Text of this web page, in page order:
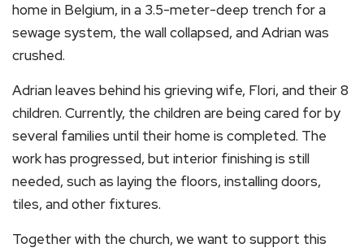
home in Belgium, in a 3.5-meter-deep trench for a
sewage system, the wall collapsed, and Adrian was
crushed.
Adrian leaves behind his grieving wife, Flori, and their 8
children. Currently, the children are being cared for by
several families until their home is completed. The
work has progressed, but interior finishing is still
needed, such as laying the floors, installing doors,
tiles, and other fixtures.
Together with the church, we want to support this